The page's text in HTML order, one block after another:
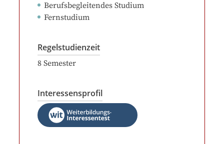
Berufsbegleitendes Studium
Fernstudium
Regelstudienzeit
8 Semester
Interessensprofil